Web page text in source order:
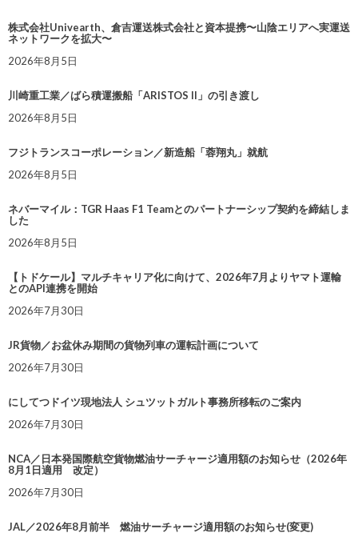
株式会社Univearth、倉吉運送株式会社と資本提携〜山陰エリアへ実運送
ネットワークを拡大〜
2026年8月5日
川崎重工業／ばら積運搬船「ARISTOS II」の引き渡し
2026年8月5日
フジトランスコーポレーション／新造船「蓉翔丸」就航
2026年8月5日
ネバーマイル：TGR Haas F1 Teamとのパートナーシップ契約を締結しま
した
2026年8月5日
【トドケール】マルチキャリア化に向けて、2026年7月よりヤマト運輸
とのAPI連携を開始
2026年7月30日
JR貨物／お盆休み期間の貨物列車の運転計画について
2026年7月30日
にしてつドイツ現地法人 シュツットガルト事務所移転のご案内
2026年7月30日
NCA／日本発国際航空貨物燃油サーチャージ適用額のお知らせ（2026年
8月1日適用 改定）
2026年7月30日
JAL／2026年8月前半 燃油サーチャージ適用額のお知らせ(変更)